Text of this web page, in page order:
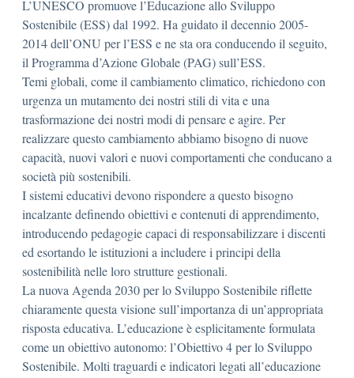
L’UNESCO promuove l’Educazione allo Sviluppo
Sostenibile (ESS) dal 1992. Ha guidato il decennio 2005-
2014 dell’ONU per l’ESS e ne sta ora conducendo il seguito,
il Programma d’Azione Globale (PAG) sull’ESS.
Temi globali, come il cambiamento climatico, richiedono con
urgenza un mutamento dei nostri stili di vita e una
trasformazione dei nostri modi di pensare e agire. Per
realizzare questo cambiamento abbiamo bisogno di nuove
capacità, nuovi valori e nuovi comportamenti che conducano a
società più sostenibili.
I sistemi educativi devono rispondere a questo bisogno
incalzante definendo obiettivi e contenuti di apprendimento,
introducendo pedagogie capaci di responsabilizzare i discenti
ed esortando le istituzioni a includere i principi della
sostenibilità nelle loro strutture gestionali.
La nuova Agenda 2030 per lo Sviluppo Sostenibile riflette
chiaramente questa visione sull’importanza di un’appropriata
risposta educativa. L’educazione è esplicitamente formulata
come un obiettivo autonomo: l’Obiettivo 4 per lo Sviluppo
Sostenibile. Molti traguardi e indicatori legati all’educazione